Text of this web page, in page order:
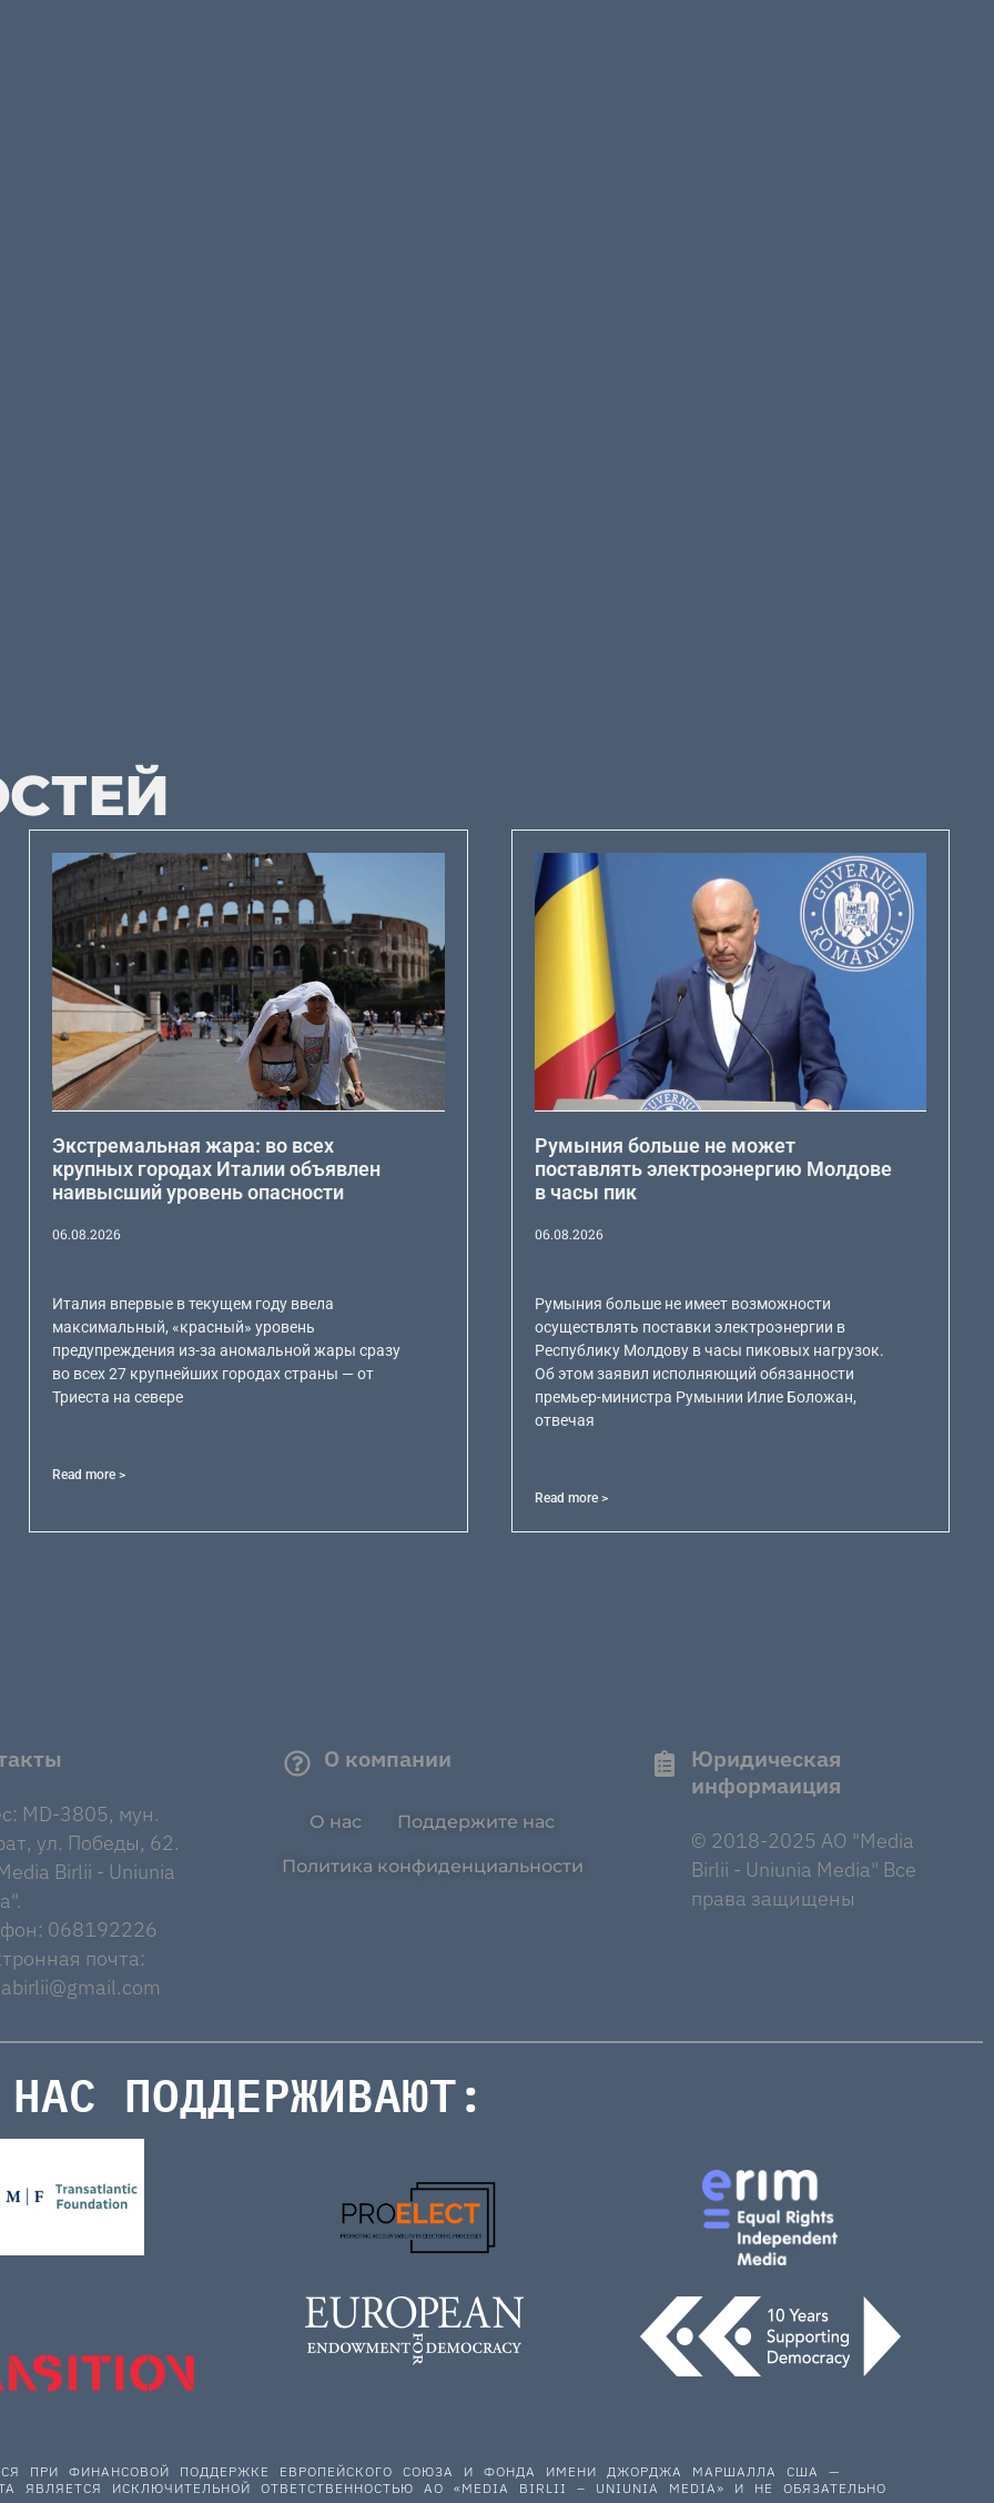
Экстремальная жара: во всех
крупных городах Италии объявлен
наивысший уровень опасности
06.08.2026
Италия впервые в текущем году ввела
максимальный, «красный» уровень
предупреждения из-за аномальной жары сразу
во всех 27 крупнейших городах страны — от
Триеста на севере
Read more >
Румыния больше не может
поставлять электроэнергию Молдове
в часы пик
06.08.2026
Румыния больше не имеет возможности
осуществлять поставки электроэнергии в
Республику Молдову в часы пиковых нагрузок.
Об этом заявил исполняющий обязанности
премьер-министра Румынии Илие Боложан,
отвечая
Read more >
MD-3805, мун.
ул. Победы, 62.
Birlii - Uniunia
068192226
почта:
О компании
О нас Поддержите нас
Политика конфиденциальности
Юридическая
информаиция
© 2018-2025 AO "Media
Birlii - Uniunia Media" Все
права защищены
НАС ПОДДЕРЖИВАЮТ:
ПРИ ФИНАНСОВОЙ ПОДДЕРЖКЕ ЕВРОПЕЙСКОГО СОЮЗА И ФОНДА ИМЕНИ ДЖОРДЖА МАРШАЛЛА США —
ЯВЛЯЕТСЯ ИСКЛЮЧИТЕЛЬНОЙ ОТВЕТСТВЕННОСТЬЮ АО «MEDIA BIRLII – UNIUNIA MEDIA» И НЕ ОБЯЗАТЕЛЬНО